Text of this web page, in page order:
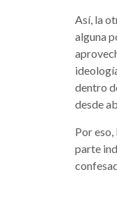
Así, la
alguna
dentro
desde
Por
parte